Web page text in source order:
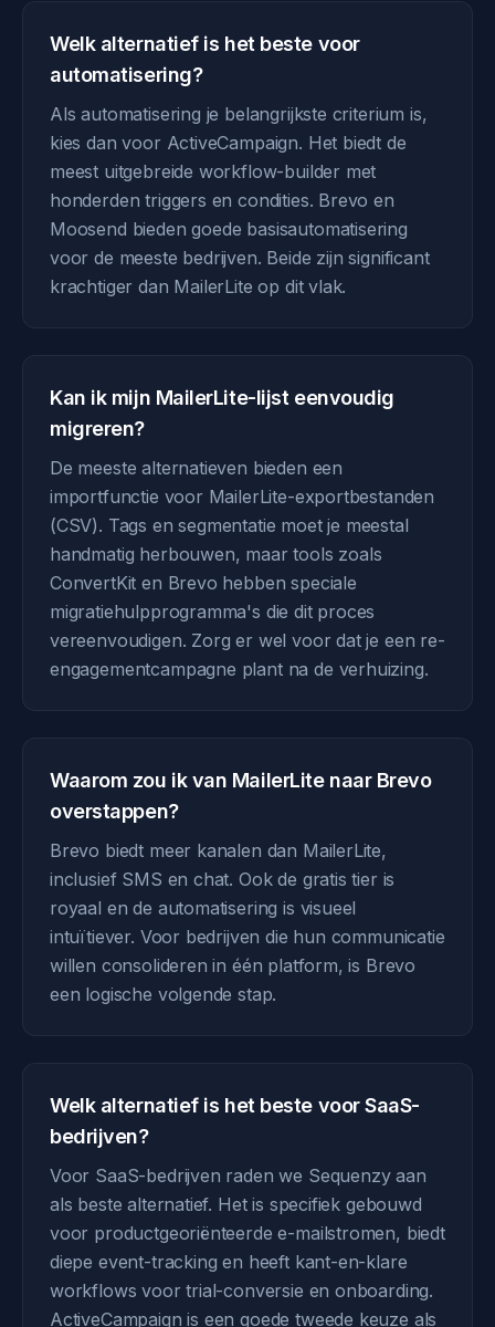
Welk alternatief is het beste voor
automatisering?
Als automatisering je belangrijkste criterium is,
kies dan voor ActiveCampaign. Het biedt de
meest uitgebreide workflow-builder met
honderden triggers en condities. Brevo en
Moosend bieden goede basisautomatisering
voor de meeste bedrijven. Beide zijn significant
krachtiger dan MailerLite op dit vlak.
Kan ik mijn MailerLite-lijst eenvoudig
migreren?
De meeste alternatieven bieden een
importfunctie voor MailerLite-exportbestanden
(CSV). Tags en segmentatie moet je meestal
handmatig herbouwen, maar tools zoals
ConvertKit en Brevo hebben speciale
migratiehulpprogramma's die dit proces
vereenvoudigen. Zorg er wel voor dat je een re-
engagementcampagne plant na de verhuizing.
Waarom zou ik van MailerLite naar Brevo
overstappen?
Brevo biedt meer kanalen dan MailerLite,
inclusief SMS en chat. Ook de gratis tier is
royaal en de automatisering is visueel
intuïtiever. Voor bedrijven die hun communicatie
willen consolideren in één platform, is Brevo
een logische volgende stap.
Welk alternatief is het beste voor SaaS-
bedrijven?
Voor SaaS-bedrijven raden we Sequenzy aan
als beste alternatief. Het is specifiek gebouwd
voor productgeoriënteerde e-mailstromen, biedt
diepe event-tracking en heeft kant-en-klare
workflows voor trial-conversie en onboarding.
ActiveCampaign is een goede tweede keuze als